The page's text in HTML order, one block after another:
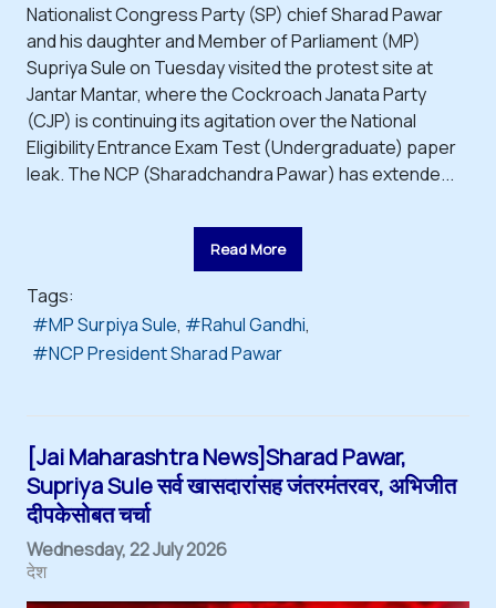
Nationalist Congress Party (SP) chief Sharad Pawar
and his daughter and Member of Parliament (MP)
Supriya Sule on Tuesday visited the protest site at
Jantar Mantar, where the Cockroach Janata Party
(CJP) is continuing its agitation over the National
Eligibility Entrance Exam Test (Undergraduate) paper
leak. The NCP (Sharadchandra Pawar) has extende...
Read More
Tags:
MP Surpiya Sule
Rahul Gandhi
NCP President Sharad Pawar
[Jai Maharashtra News]Sharad Pawar,
Supriya Sule सर्व खासदारांसह जंतरमंतरवर, अभिजीत
दीपकेसोबत चर्चा
Wednesday, 22 July 2026
देश